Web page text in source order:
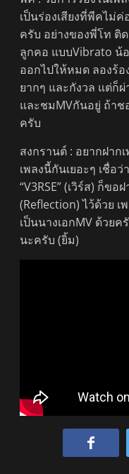
เป็นร่องเสียงที่พีคไม่ค่
ครับ อย่างของพี่โท ติ
ลูกคอ แบบVibrato น้อ
ออกไปให้หมด ลองร้อ
ยากๆ และกังวล แต่ก็
และชมMVกันอยู่ ถ้าช
ครับ
สงกรานต์ : อยากฝา
เพลงนี้กันเยอะๆ เชื่อ
“V3RSE” (เวิร์ส) ก็ขอ
(Reflection) ไว้ด้วย เ
เป็นนางเอกMV ด้วย
นะครับ (ยิ้ม)